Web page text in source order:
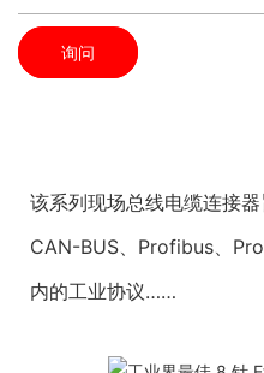
询问
该系列现场总线电缆连接
CAN-BUS、Profibus、
内的工业协议……